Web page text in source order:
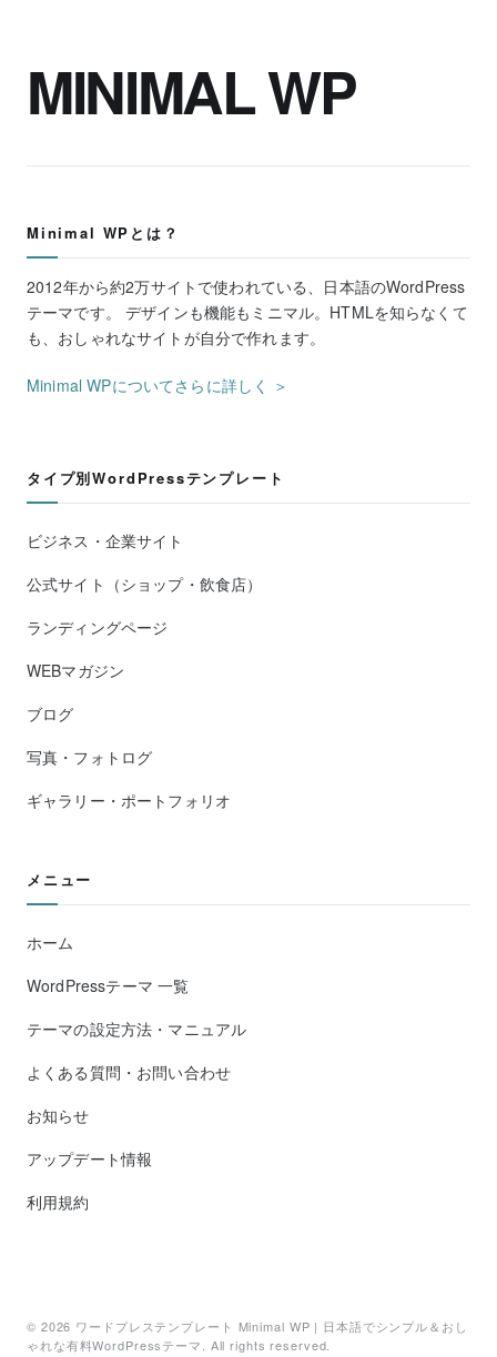
MINIMAL WP
Minimal WPとは？
2012年から約2万サイトで使われている、日本語のWordPress
テーマです。 デザインも機能もミニマル。HTMLを知らなくて
も、おしゃれなサイトが自分で作れます。
Minimal WPについてさらに詳しく ＞
タイプ別WordPressテンプレート
ビジネス・企業サイト
公式サイト（ショップ・飲食店）
ランディングページ
WEBマガジン
ブログ
写真・フォトログ
ギャラリー・ポートフォリオ
メニュー
ホーム
WordPressテーマ 一覧
テーマの設定方法・マニュアル
よくある質問・お問い合わせ
お知らせ
アップデート情報
利用規約
© 2026 ワードプレステンプレート Minimal WP | 日本語でシンプル＆おし
ゃれな有料WordPressテーマ
. All rights reserved.